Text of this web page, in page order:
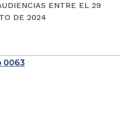
ENTRE EL 29
DE 2024
0063